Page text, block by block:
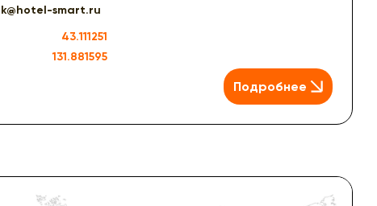
smart.ru
43.111251
131.881595
Подробнее